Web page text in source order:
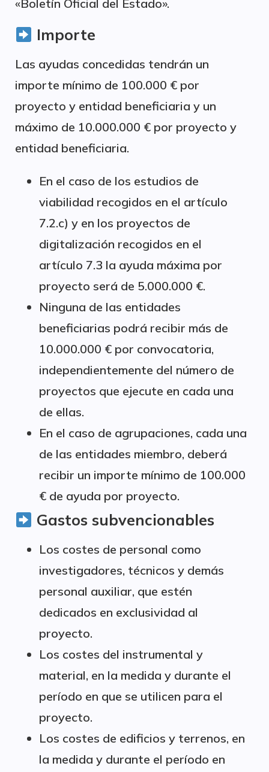
«Boletín Oficial del Estado».
Importe
Las ayudas concedidas tendrán un
importe mínimo de 100.000 € por
proyecto y entidad beneficiaria y un
máximo de 10.000.000 € por proyecto y
entidad beneficiaria.
En el caso de los estudios de
viabilidad recogidos en el artículo
7.2.c) y en los proyectos de
digitalización recogidos en el
artículo 7.3 la ayuda máxima por
proyecto será de 5.000.000 €.
Ninguna de las entidades
beneficiarias podrá recibir más de
10.000.000 € por convocatoria,
independientemente del número de
proyectos que ejecute en cada una
de ellas.
En el caso de agrupaciones, cada una
de las entidades miembro, deberá
recibir un importe mínimo de 100.000
€ de ayuda por proyecto.
Gastos subvencionables
Los costes de personal como
investigadores, técnicos y demás
personal auxiliar, que estén
dedicados en exclusividad al
proyecto.
Los costes del instrumental y
material, en la medida y durante el
período en que se utilicen para el
proyecto.
Los costes de edificios y terrenos, en
la medida y durante el período en